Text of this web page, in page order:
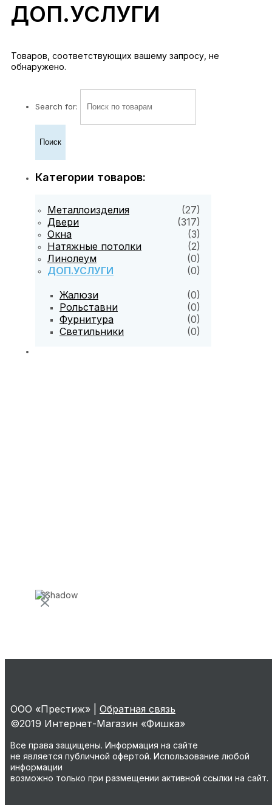
ДОП.УСЛУГИ
Товаров, соответствующих вашему запросу, не
обнаружено.
Search for:
Категории товаров:
Металлоизделия
(27)
Двери
(317)
Окна
(3)
Натяжные потолки
(2)
Линолеум
(0)
ДОП.УСЛУГИ
(0)
Жалюзи
(0)
Рольставни
(0)
Фурнитура
(0)
Светильники
(0)
ООО «Престиж» | Обратная связь
©2019 Интернет-Магазин «Фишка»
Все права защищены. Информация на сайте
не является публичной офертой. Использование любой
информации
возможно только при размещении активной ссылки на сайт.